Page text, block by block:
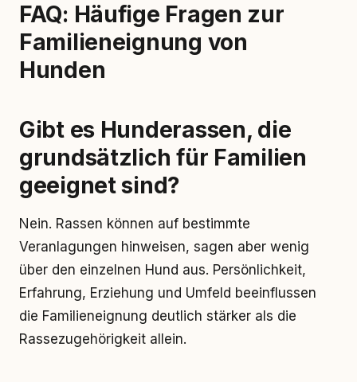
FAQ: Häufige Fragen zur
Familieneignung von
Hunden
Gibt es Hunderassen, die
grundsätzlich für Familien
geeignet sind?
Nein. Rassen können auf bestimmte
Veranlagungen hinweisen, sagen aber wenig
über den einzelnen Hund aus. Persönlichkeit,
Erfahrung, Erziehung und Umfeld beeinflussen
die Familieneignung deutlich stärker als die
Rassezugehörigkeit allein.